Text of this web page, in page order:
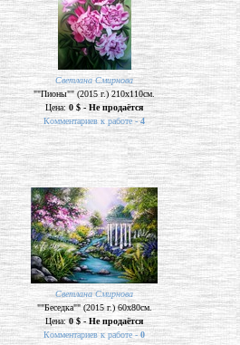
Светлана Смирнова
""Пионы"" (2015 г.) 210х110см.
Цена: 0 $ - Не продаётся
Комментариев к работе -4
Светлана Смирнова
""Беседка"" (2015 г.) 60х80см.
Цена:0 $ - Не продаётся
Комментариев к работе - 0